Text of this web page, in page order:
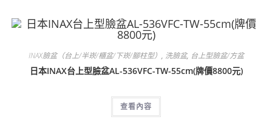
INAX臉盆（台上/半崁/櫃盆/下崁/腳柱型） , 洗臉盆, 台上型臉盆/方盆
日本INAX台上型臉盆AL-536VFC-TW-55cm(牌價8800元)
查看內容